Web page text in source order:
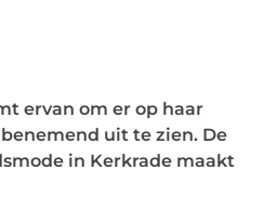
ervan om er op haar
uit te zien. De
in Kerkrade maakt